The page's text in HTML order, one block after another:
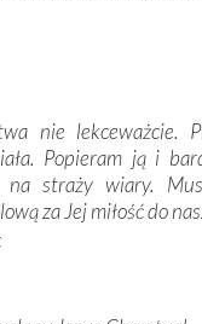
Matki Bożej
wyprawy
się z
Podziwialiśmy ich
nasze kraje są
sposób nie
sama
biorąca swój
nie lekceważcie.
Popieram ją i
na straży wiary.
za Jej miłość do